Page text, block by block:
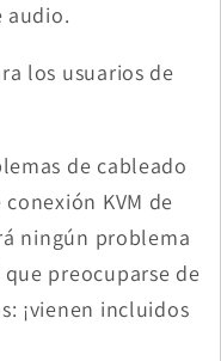
audio.
los usuarios de
de cableado
KVM de
ningún problema
preocuparse de
¡vienen incluidos